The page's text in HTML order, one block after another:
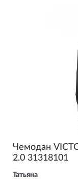
Чемодан
2.0 31318101
Татьяна